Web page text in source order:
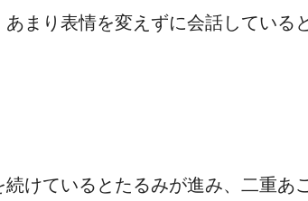
まり表情を変えずに会話している
けているとたるみが進み、二重あ